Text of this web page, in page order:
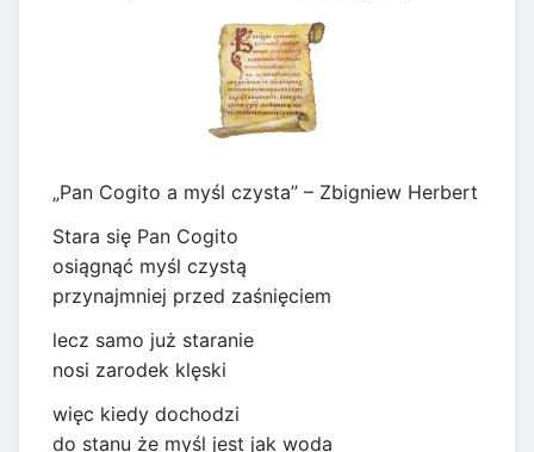
„Pan Cogito a myśl czysta” – Zbigniew Herbert
Stara się Pan Cogito
osiągnąć myśl czystą
przynajmniej przed zaśnięciem
lecz samo już staranie
nosi zarodek klęski
więc kiedy dochodzi
do stanu że myśl jest jak woda